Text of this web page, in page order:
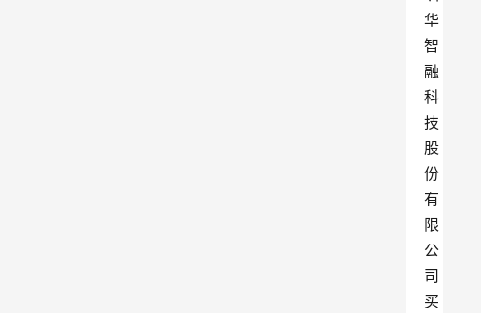
华
智
融
科
技
股
份
有
限
公
司
买